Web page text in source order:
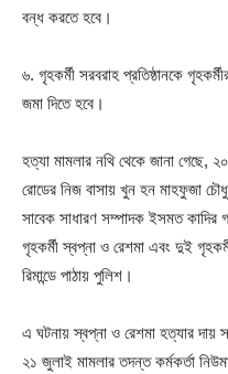
বন্ধ করতে হবে।
৬. গৃহকর্মী সরবরাহ প্রতিষ্ঠানকে
জমা দিতে হবে।
হত্যা মামলার নথি থেকে জানা গেছে,
রোডের নিজ বাসায় খুন হন মাহফুজা
সাবেক সাধারণ সম্পাদক ইসমত কাদির
গৃহকর্মী স্বপ্না ও রেশমা এবং দুই
রিমান্ডে পাঠায় পুলিশ।
এ ঘটনায় স্বপ্না ও রেশমা হত্যার দায়
২১ জুলাই মামলার তদন্ত কর্মকর্তা